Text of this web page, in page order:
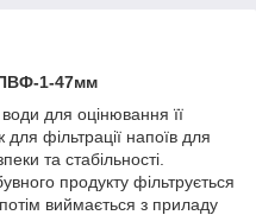
ПВФ-1-47мм
води для оцінювання її
для фільтрації напоїв для
та стабільності.
продукту фільтрується
виймається з приладу